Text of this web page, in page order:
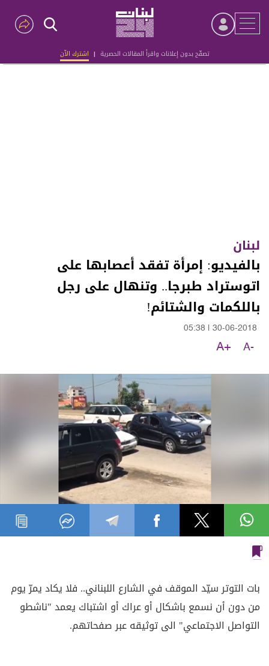
تصفّح بدون إعلانات واقرأ المقالات الحصرية | اشترك الآن
Advertisement
لبنان
بالفيديو: إمرأة تفقد أعصابها على
اتوستراد طبرجا.. وتنهال على رجل
باللكمات والشتائم!
30-06-2018
05:38
A-
A+
بات التوتر سيّد الموقف في الشارع اللبناني.. فلا يكاد يمرّ يوم
من دون أن نسمع باشكال أو عراك أو اشتباك يعمد "ناشطو
التواصل الاجتماعي" الى توثيقه عبر صفحاتهم.